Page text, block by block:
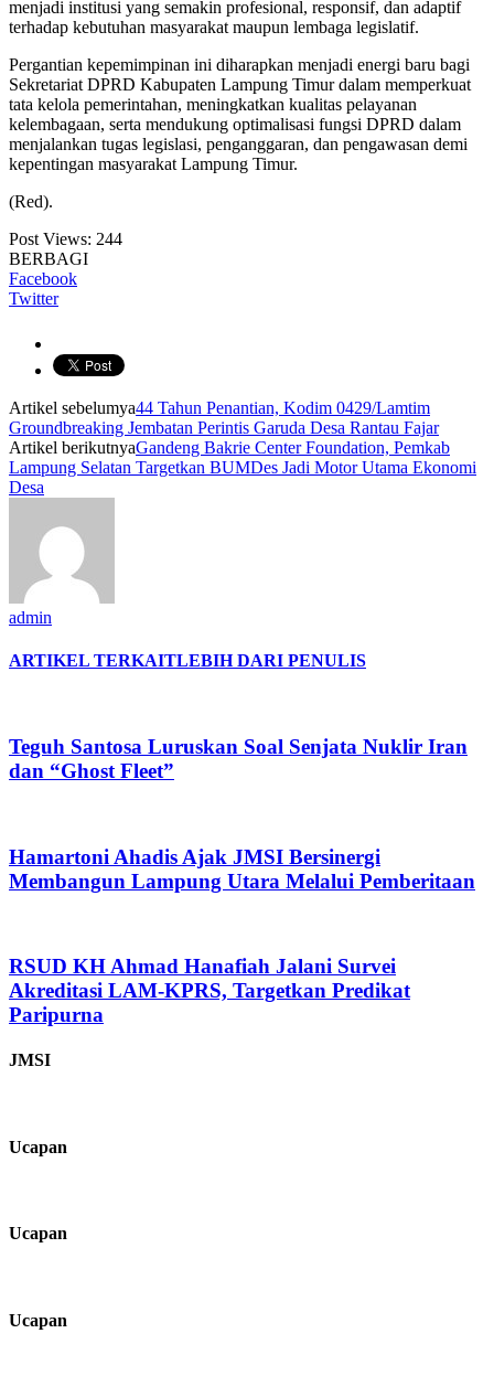
menjadi institusi yang semakin profesional, responsif, dan adaptif
terhadap kebutuhan masyarakat maupun lembaga legislatif.
Pergantian kepemimpinan ini diharapkan menjadi energi baru bagi
Sekretariat DPRD Kabupaten Lampung Timur dalam memperkuat
tata kelola pemerintahan, meningkatkan kualitas pelayanan
kelembagaan, serta mendukung optimalisasi fungsi DPRD dalam
menjalankan tugas legislasi, penganggaran, dan pengawasan demi
kepentingan masyarakat Lampung Timur.
(Red).
Post Views: 244
BERBAGI
Facebook
Twitter
Artikel sebelumya44 Tahun Penantian, Kodim 0429/Lamtim
Groundbreaking Jembatan Perintis Garuda Desa Rantau Fajar
Artikel berikutnyaGandeng Bakrie Center Foundation, Pemkab
Lampung Selatan Targetkan BUMDes Jadi Motor Utama Ekonomi
Desa
admin
ARTIKEL TERKAITLEBIH DARI PENULIS
Teguh Santosa Luruskan Soal Senjata Nuklir Iran
dan “Ghost Fleet”
Hamartoni Ahadis Ajak JMSI Bersinergi
Membangun Lampung Utara Melalui Pemberitaan
RSUD KH Ahmad Hanafiah Jalani Survei
Akreditasi LAM-KPRS, Targetkan Predikat
Paripurna
JMSI
Ucapan
Ucapan
Ucapan